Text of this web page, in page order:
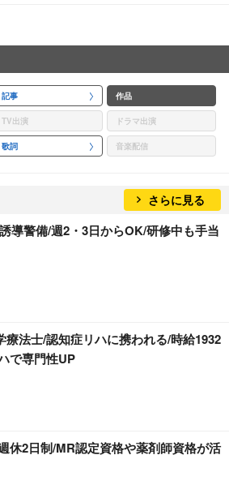
記事 作品
TV出演 ドラマ出演
歌詞 音楽配信
さらに見る
導警備/週2・3日からOK/研修中も手当
法士/認知症リハに携われる/時給1932
で専門性UP
休2日制/MR認定資格や薬剤師資格が活